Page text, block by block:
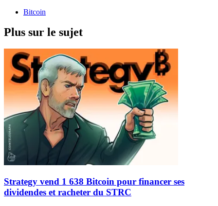
Bitcoin
Plus sur le sujet
Strategy vend 1 638 Bitcoin pour financer ses
dividendes et racheter du STRC